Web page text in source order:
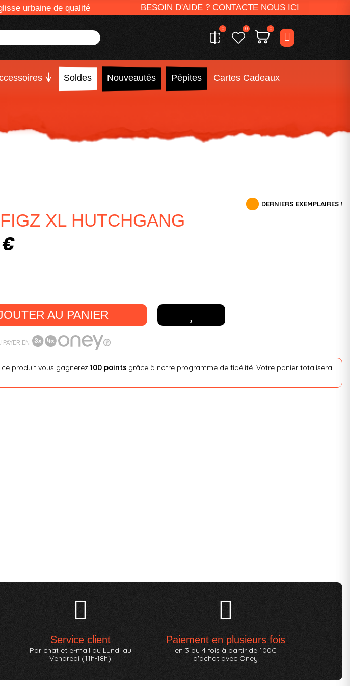
urbaine de qualité BESOIN D'AIDE ? CONTACTE NOUS ICI
0 0 0
Soldes Nouveautés Pépites Cartes Cadeaux
DERNIERS EXEMPLAIRES !
XL HUTCHGANG
AU PANIER
PAYER EN
produit vous gagnerez 100 points grâce à notre programme de fidélité. Votre panier totalisera
Service client
Par chat et e-mail du Lundi au
Vendredi (11h-18h)
Paiement en plusieurs fois
en 3 ou 4 fois à partir de 100€
d'achat avec Oney